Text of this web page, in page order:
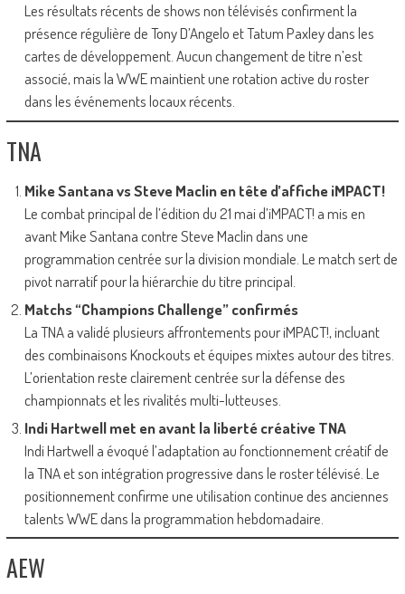
Les résultats récents de shows non télévisés confirment la
présence régulière de Tony D’Angelo et Tatum Paxley dans les
cartes de développement. Aucun changement de titre n’est
associé, mais la WWE maintient une rotation active du roster
dans les événements locaux récents.
TNA
Mike Santana vs Steve Maclin en tête d’affiche iMPACT!
Le combat principal de l’édition du 21 mai d’iMPACT! a mis en
avant Mike Santana contre Steve Maclin dans une
programmation centrée sur la division mondiale. Le match sert de
pivot narratif pour la hiérarchie du titre principal.
Matchs “Champions Challenge” confirmés
La TNA a validé plusieurs affrontements pour iMPACT!, incluant
des combinaisons Knockouts et équipes mixtes autour des titres.
L’orientation reste clairement centrée sur la défense des
championnats et les rivalités multi-lutteuses.
Indi Hartwell met en avant la liberté créative TNA
Indi Hartwell a évoqué l’adaptation au fonctionnement créatif de
la TNA et son intégration progressive dans le roster télévisé. Le
positionnement confirme une utilisation continue des anciennes
talents WWE dans la programmation hebdomadaire.
AEW